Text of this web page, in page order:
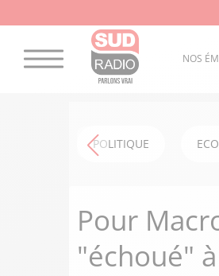
NOS
POLITIQUE
Pour
"échoué"